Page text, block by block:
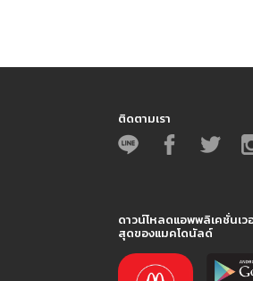
ติดตามเรา
ดาวน์โหลดแอพพลิเคชั่นเว
สุดของแมคโดนัลด์